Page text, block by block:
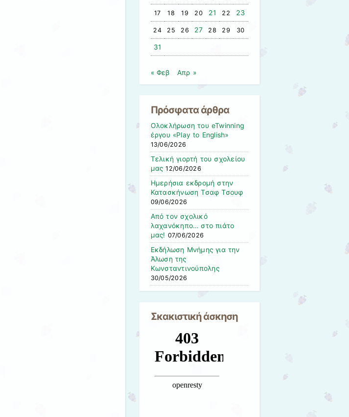
17 18 19 20 21 22 23
24 25 26 27 28 29 30
31
« Φεβ Απρ »
Πρόσφατα άρθρα
Ολοκλήρωση του eTwinning
έργου «Play to English»
13/06/2026
Τελική γιορτή του σχολείου
μας 12/06/2026
Ημερήσια εκδρομή στην
Κατασκήνωση Τσαφ Τσουφ
09/06/2026
Από τον σχολικό
λαχανόκηπο… στο πιάτο
μας! 07/06/2026
Εκδήλωση Μνήμης για την
Άλωση της
Κωνσταντινούπολης
30/05/2026
Σκακιστική άσκηση